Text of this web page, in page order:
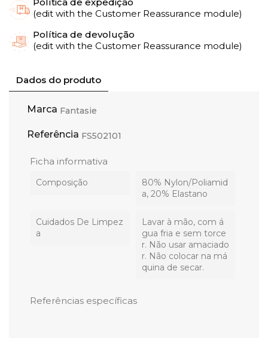
(edit with the Customer Reassurance module)
Política de devolução
(edit with the Customer Reassurance module)
Dados do produto
Marca Fantasie
Referência FS502101
Ficha informativa
Composição
80% Nylon/Poliamid
a, 20% Elastano
Cuidados De Limpez
A
Lavar à mão, com á
gua fria e sem torce
r. Não usar amaciado
r. Não colocar na má
quina de secar.
Referências específicas